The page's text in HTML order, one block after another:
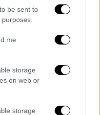
be sent to
me
storage
on web or
storage
με δική σας ευθύνη. Το